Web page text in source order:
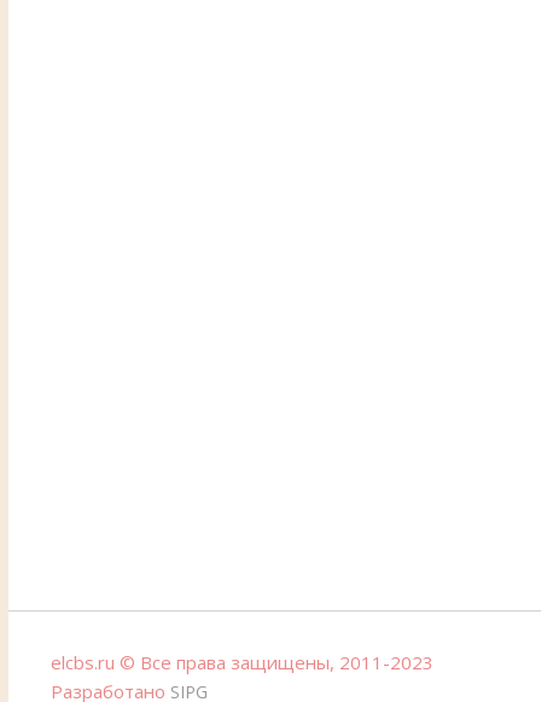
elcbs.ru © Все права защищены, 2011-2023
Разработано SIPG